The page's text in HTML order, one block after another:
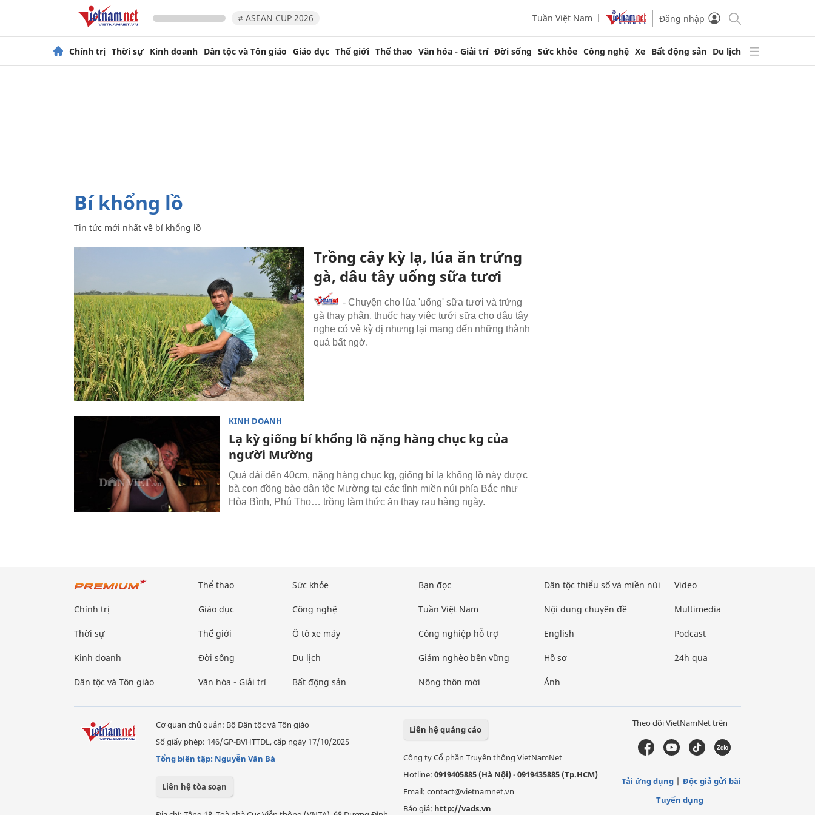
# ASEAN CUP 2026 Tuần Việt Nam Đăng nhập
Chính trị Thời sự Kinh doanh Dân tộc và Tôn giáo Giáo dục Thế giới Thể thao Văn hóa - Giải trí Đời sống Sức khỏe Công nghệ Xe Bất động sản Du lịch
bí khổng lồ
Tin tức mới nhất về bí khổng lồ
Trồng cây kỳ lạ, lúa ăn trứng
gà, dâu tây uống sữa tươi
- Chuyện cho lúa 'uống' sữa tươi và trứng
gà thay phân, thuốc hay việc tưới sữa cho dâu tây
nghe có vẻ kỳ dị nhưng lại mang đến những thành
quả bất ngờ.
KINH DOANH
Lạ kỳ giống bí khổng lồ nặng hàng chục kg của
người Mường
Quả dài đến 40cm, nặng hàng chục kg, giống bí lạ khổng lồ này được
bà con đồng bào dân tộc Mường tại các tỉnh miền núi phía Bắc như
Hòa Bình, Phú Thọ… trồng làm thức ăn thay rau hàng ngày.
Chính trị
Thời sự
Kinh doanh
Dân tộc và Tôn giáo
Thể thao
Giáo dục
Thế giới
Đời sống
Văn hóa - Giải trí
Sức khỏe
Công nghệ
Ô tô xe máy
Du lịch
Bất động sản
Bạn đọc
Tuần Việt Nam
Công nghiệp hỗ trợ
Giảm nghèo bền vững
Nông thôn mới
Dân tộc thiểu số và miền núi
Nội dung chuyên đề
English
Hồ sơ
Ảnh
Video
Multimedia
Podcast
24h qua
Cơ quan chủ quản: Bộ Dân tộc và Tôn giáo
Số giấy phép: 146/GP-BVHTTDL, cấp ngày 17/10/2025
Tổng biên tập: Nguyễn Văn Bá
Liên hệ tòa soạn
Liên hệ quảng cáo
Công ty Cổ phần Truyền thông VietNamNet
Hotline: 0919405885 (Hà Nội)-0919435885 (Tp.HCM)
Email: contact@vietnamnet.vn
Báo giá: http://vads.vn
Theo dõi VietNamNet trên
Tải ứng dụng
Độc giả gửi bài
Tuyển dụng